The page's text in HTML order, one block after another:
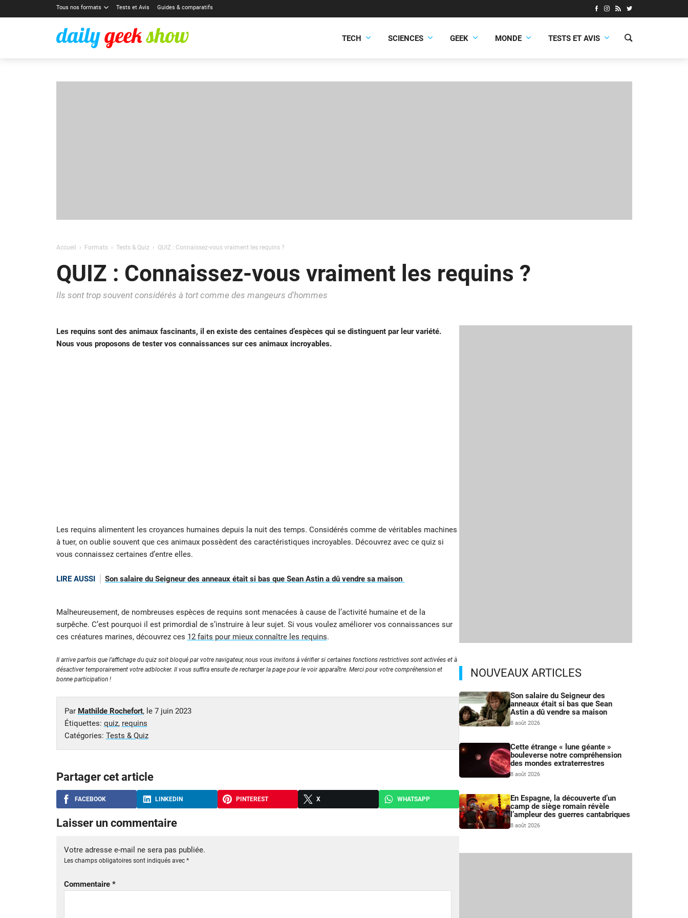
Tous nos formats Tests et Avis Guides & comparatifs
TECH SCIENCES GEEK MONDE TESTS ET AVIS
Accueil Formats Tests & Quiz QUIZ : Connaissez-vous vraiment les requins ?
QUIZ : Connaissez-vous vraiment les requins ?
Ils sont trop souvent considérés à tort comme des mangeurs d'hommes
Les requins sont des animaux fascinants, il en existe des centaines d’espèces qui se distinguent par leur variété.
Nous vous proposons de tester vos connaissances sur ces animaux incroyables.
Les requins alimentent les croyances humaines depuis la nuit des temps. Considérés comme de véritables machines
à tuer, on oublie souvent que ces animaux possèdent des caractéristiques incroyables. Découvrez avec ce quiz si
vous connaissez certaines d’entre elles.
LIRE AUSSI Son salaire du Seigneur des anneaux était si bas que Sean Astin a dû vendre sa maison
Malheureusement, de nombreuses espèces de requins sont menacées à cause de l’activité humaine et de la
surpêche. C’est pourquoi il est primordial de s’instruire à leur sujet. Si vous voulez améliorer vos connaissances sur
ces créatures marines, découvrez ces 12 faits pour mieux connaître les requins.
Il arrive parfois que l’affichage du quiz soit bloqué par votre navigateur, nous vous invitons à vérifier si certaines fonctions restrictives sont activées et à
désactiver temporairement votre adblocker. Il vous suffira ensuite de recharger la page pour le voir apparaître. Merci pour votre compréhension et
bonne participation !
Par Mathilde Rochefort, le 7 juin 2023
Étiquettes: quiz, requins
Catégories: Tests & Quiz
Partager cet article
FACEBOOK LINKEDIN PINTEREST X WHATSAPP
Laisser un commentaire
Votre adresse e-mail ne sera pas publiée.
Les champs obligatoires sont indiqués avec *
Commentaire *
NOUVEAUX ARTICLES
Son salaire du Seigneur des
anneaux était si bas que Sean
Astin a dû vendre sa maison
8 août 2026
Cette étrange « lune géante »
bouleverse notre compréhension
des mondes extraterrestres
8 août 2026
En Espagne, la découverte d’un
camp de siège romain révèle
l’ampleur des guerres cantabriques
8 août 2026